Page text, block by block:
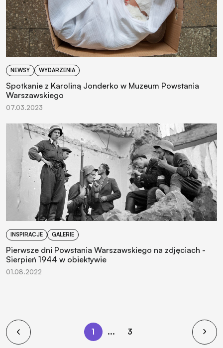
NEWSY WYDARZENIA
Spotkanie z Karoliną Jonderko w Muzeum Powstania
Warszawskiego
07.03.2023
INSPIRACJE GALERIE
Pierwsze dni Powstania Warszawskiego na zdjęciach -
Sierpień 1944 w obiektywie
01.08.2022
1 ... 3